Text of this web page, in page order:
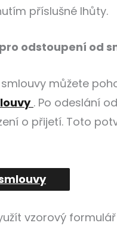
příslušné lhůty.
odstoupení od
můžete
. Po odeslání
o přijetí. Toto
vzorový